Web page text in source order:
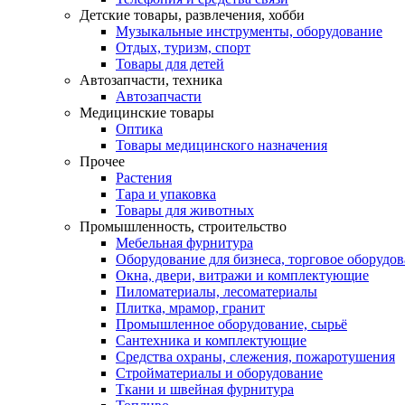
Детские товары, развлечения, хобби
Музыкальные инструменты, оборудование
Отдых, туризм, спорт
Товары для детей
Автозапчасти, техника
Автозапчасти
Медицинские товары
Оптика
Товары медицинского назначения
Прочее
Растения
Тара и упаковка
Товары для животных
Промышленность, строительство
Мебельная фурнитура
Оборудование для бизнеса, торговое
Окна, двери, витражи и комплектующие
Пиломатериалы, лесоматериалы
Плитка, мрамор, гранит
Промышленное оборудование, сырьё
Сантехника и комплектующие
Средства охраны, слежения, пожаротушения
Стройматериалы и оборудование
Ткани и швейная фурнитура